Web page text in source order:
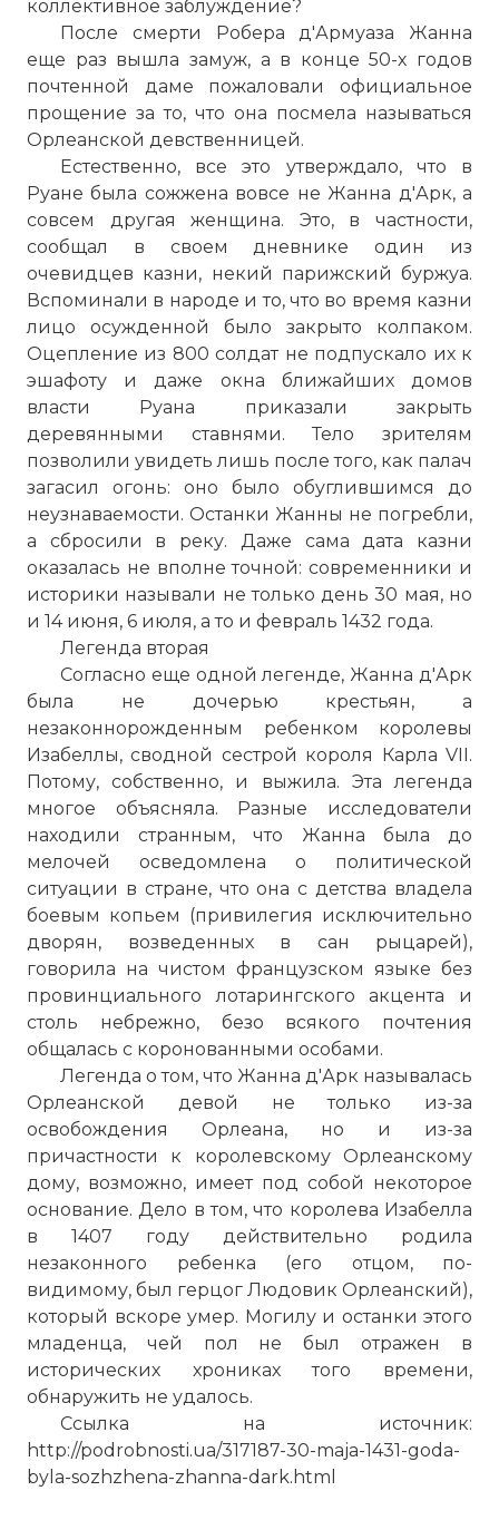
коллективное заблуждение?
После смерти Робера д'Армуаза Жанна
еще раз вышла замуж, а в конце 50-х годов
почтенной даме пожаловали официальное
прощение за то, что она посмела называться
Орлеанской девственницей.
Естественно, все это утверждало, что в
Руане была сожжена вовсе не Жанна д'Арк, а
совсем другая женщина. Это, в частности,
сообщал в своем дневнике один из
очевидцев казни, некий парижский буржуа.
Вспоминали в народе и то, что во время казни
лицо осужденной было закрыто колпаком.
Оцепление из 800 солдат не подпускало их к
эшафоту и даже окна ближайших домов
власти Руана приказали закрыть
деревянными ставнями. Тело зрителям
позволили увидеть лишь после того, как палач
загасил огонь: оно было обуглившимся до
неузнаваемости. Останки Жанны не погребли,
а сбросили в реку. Даже сама дата казни
оказалась не вполне точной: современники и
историки называли не только день 30 мая, но
и 14 июня, 6 июля, а то и февраль 1432 года.
Легенда вторая
Согласно еще одной легенде, Жанна д'Арк
была не дочерью крестьян, а
незаконнорожденным ребенком королевы
Изабеллы, сводной сестрой короля Карла VII.
Потому, собственно, и выжила. Эта легенда
многое объясняла. Разные исследователи
находили странным, что Жанна была до
мелочей осведомлена о политической
ситуации в стране, что она с детства владела
боевым копьем (привилегия исключительно
дворян, возведенных в сан рыцарей),
говорила на чистом французском языке без
провинциального лотарингского акцента и
столь небрежно, безо всякого почтения
общалась с коронованными особами.
Легенда о том, что Жанна д'Арк называлась
Орлеанской девой не только из-за
освобождения Орлеана, но и из-зa
причастности к королевскому Орлеанскому
дому, возможно, имеет под собой некоторое
основание. Дело в том, что королева Изабелла
в 1407 году действительно родила
незаконного ребенка (его отцом, по-
видимому, был герцог Людовик Орлеанский),
который вскоре умер. Могилу и останки этого
младенца, чей пол не был отражен в
исторических хрониках того времени,
обнаружить не удалось.
Ссылка на источник:
http://podrobnosti.ua/317187-30-maja-1431-goda-
byla-sozhzhena-zhanna-dark.html
☓
30 мая 1431 года Жанна д'Арк была
сожжена на площади Старого Рынка в
Руане. Ее дела причислены к
величайшим в истории подвигам.
Фото статьи: